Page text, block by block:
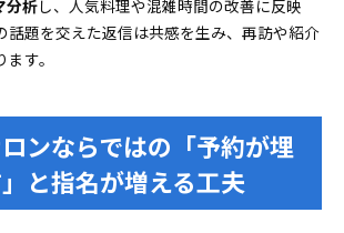
分析し、人気料理や混雑時間の改善に反映
話題を交えた返信は共感を生み、再訪や紹介
す。
ンならではの「予約が埋
と指名が増える工夫